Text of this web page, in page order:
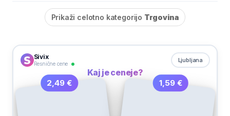
Prikaži celotno kategorijo Trgovina
Sivix
Resnične cene
Ljubljana
Kaj je ceneje?
2,49 € 1,59 €